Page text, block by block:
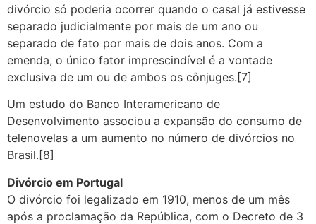
divórcio só poderia ocorrer quando o casal já estivesse
separado judicialmente por mais de um ano ou
separado de fato por mais de dois anos. Com a
emenda, o único fator imprescindível é a vontade
exclusiva de um ou de ambos os cônjuges.[7]
Um estudo do Banco Interamericano de
Desenvolvimento associou a expansão do consumo de
telenovelas a um aumento no número de divórcios no
Brasil.[8]
Divórcio em Portugal
O divórcio foi legalizado em 1910, menos de um mês
após a proclamação da República, com o Decreto de 3